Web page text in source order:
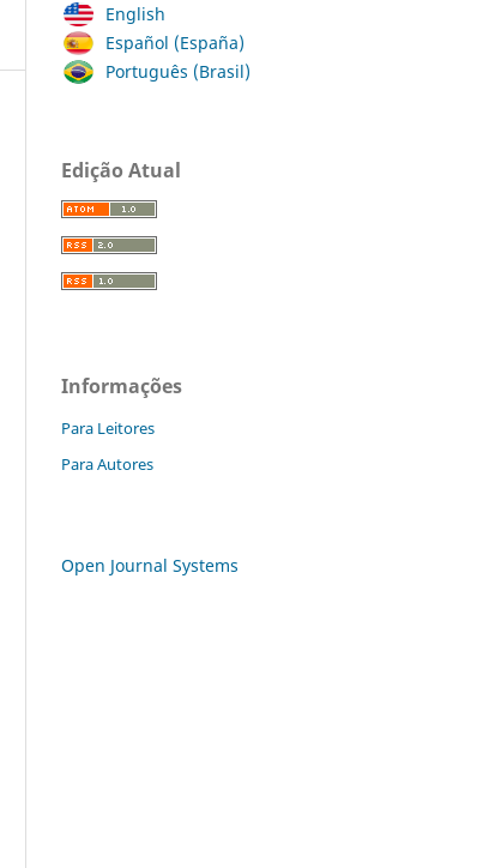
English
Español (España)
Português (Brasil)
Edição Atual
Informações
Para Leitores
Para Autores
Open Journal Systems